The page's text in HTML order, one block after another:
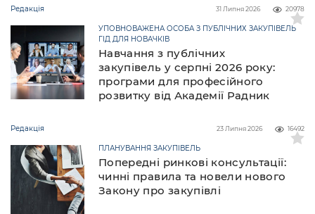
Редакція 20978
31 Липня 2026
Навчання з публічних
закупівель у серпні 2026 року:
програми для професійного
розвитку від Академії Радник
УПОВНОВАЖЕНА ОСОБА З ПУБЛІЧНИХ ЗАКУПІВЕЛЬ
ГІД ДЛЯ НОВАЧКІВ
Редакція 16492
23 Липня 2026
Попередні ринкові консультації:
чинні правила та новели нового
Закону про закупівлі
ПЛАНУВАННЯ ЗАКУПІВЕЛЬ